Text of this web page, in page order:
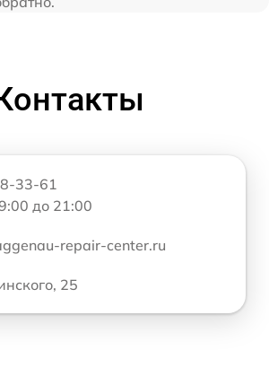
33-61
до 21:00
repair-center.ru
25